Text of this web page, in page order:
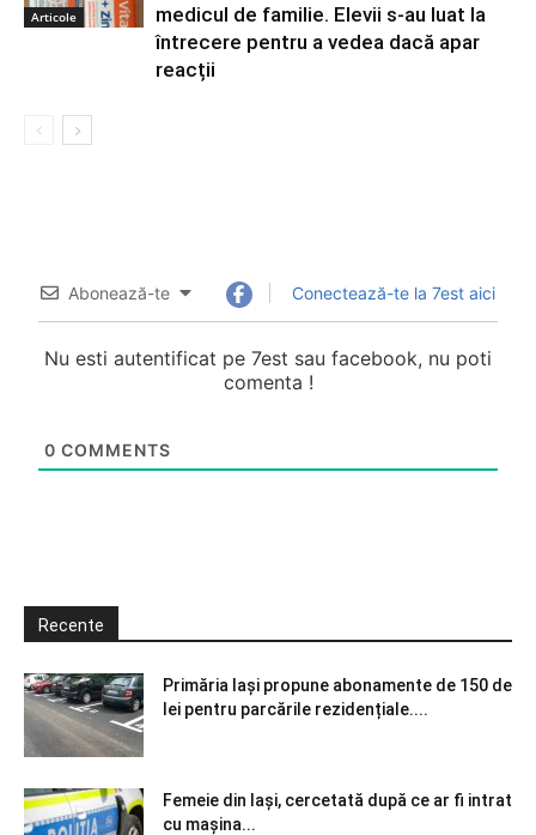
Articole
medicul de familie. Elevii s-au luat la
întrecere pentru a vedea dacă apar
reacții
Abonează-te Conectează-te la 7est aici
Nu esti autentificat pe 7est sau facebook, nu poti
comenta !
0 COMMENTS
Recente
Primăria Iași propune abonamente de 150 de
lei pentru parcările rezidențiale....
Femeie din Iași, cercetată după ce ar fi intrat
cu mașina...